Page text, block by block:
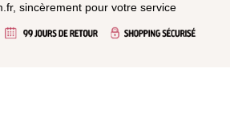
sincèrement pour votre service